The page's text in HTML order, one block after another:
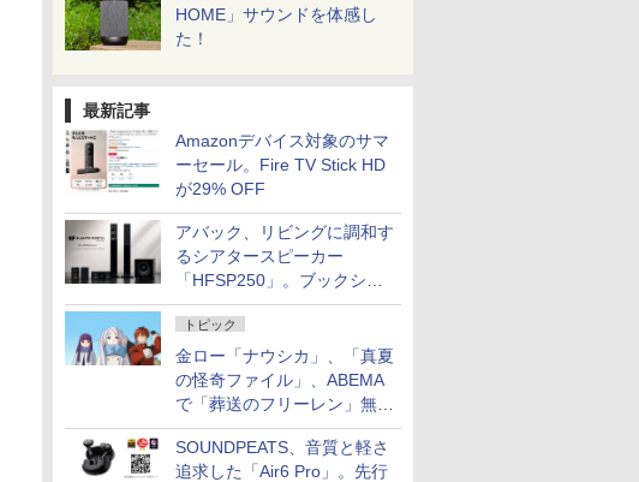
HOME」サウンドを体感し
た！
最新記事
Amazonデバイス対象のサマ
ーセール。Fire TV Stick HD
が29% OFF
アバック、リビングに調和す
るシアタースピーカー
「HFSP250」。ブックシェ
ルフはペア3万円以下
トピック
金ロー「ナウシカ」、「真夏
の怪奇ファイル」、ABEMA
で「葬送のフリーレン」無料
配信など。夏の特番・配信情
報
SOUNDPEATS、音質と軽さ
追求した「Air6 Pro」。先行